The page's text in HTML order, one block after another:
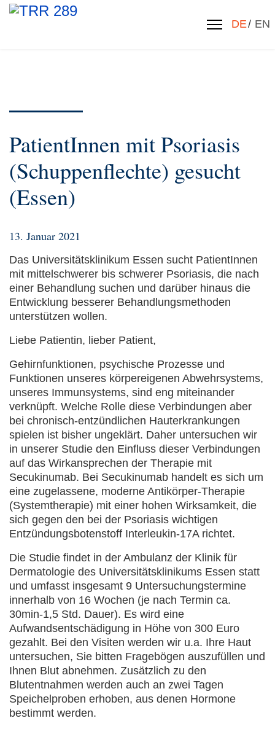
DE EN
PatientInnen mit Psoriasis
(Schuppenflechte) gesucht
(Essen)
13. Januar 2021
Das Universitätsklinikum Essen sucht PatientInnen
mit mittelschwerer bis schwerer Psoriasis, die nach
einer Behandlung suchen und darüber hinaus die
Entwicklung besserer Behandlungsmethoden
unterstützen wollen.
Liebe Patientin, lieber Patient,
Gehirnfunktionen, psychische Prozesse und
Funktionen unseres körpereigenen Abwehrsystems,
unseres Immunsystems, sind eng miteinander
verknüpft. Welche Rolle diese Verbindungen aber
bei chronisch-entzündlichen Hauterkrankungen
spielen ist bisher ungeklärt. Daher untersuchen wir
in unserer Studie den Einfluss dieser Verbindungen
auf das Wirkansprechen der Therapie mit
Secukinumab. Bei Secukinumab handelt es sich um
eine zugelassene, moderne Antikörper-Therapie
(Systemtherapie) mit einer hohen Wirksamkeit, die
sich gegen den bei der Psoriasis wichtigen
Entzündungsbotenstoff Interleukin-17A richtet.
Die Studie findet in der Ambulanz der Klinik für
Dermatologie des Universitätsklinikums Essen statt
und umfasst insgesamt 9 Untersuchungstermine
innerhalb von 16 Wochen (je nach Termin ca.
30min-1,5 Std. Dauer). Es wird eine
Aufwandsentschädigung in Höhe von 300 Euro
gezahlt. Bei den Visiten werden wir u.a. Ihre Haut
untersuchen, Sie bitten Fragebögen auszufüllen und
Ihnen Blut abnehmen. Zusätzlich zu den
Blutentnahmen werden auch an zwei Tagen
Speichelproben erhoben, aus denen Hormone
bestimmt werden.